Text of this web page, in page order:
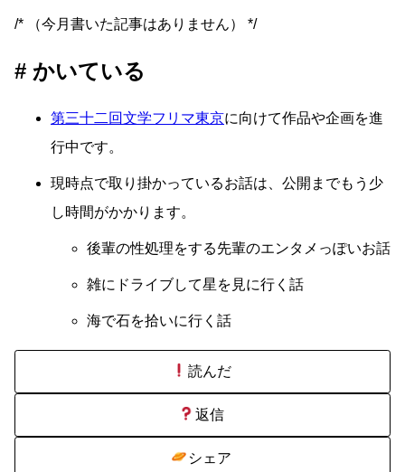
/* （今月書いた記事はありません） */
かいている
第三十二回文学フリマ東京に向けて作品や企画を進
行中です。
現時点で取り掛かっているお話は、公開までもう少
し時間がかかります。
後輩の性処理をする先輩のエンタメっぽいお話
雑にドライブして星を見に行く話
海で石を拾いに行く話
読んだ
返信
シェア